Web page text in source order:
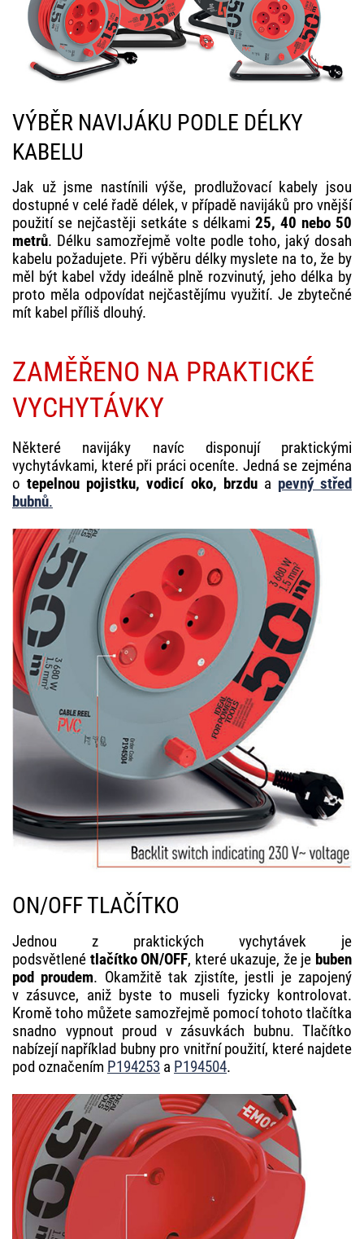
VÝBĚR NAVIJÁKU PODLE DÉLKY
KABELU
Jak už jsme nastínili výše, prodlužovací kabely jsou
dostupné v celé řadě délek, v případě navijáků pro vnější
použití se nejčastěji setkáte s délkami25, 40 nebo 50
metrů. Délku samozřejmě volte podle toho, jaký dosah
kabelu požadujete. Při výběru délky myslete na to, že by
měl být kabel vždy ideálně plně rozvinutý, jeho délka by
proto měla odpovídat nejčastějímu využití. Je zbytečné
mít kabel příliš dlouhý.
ZAMĚŘENO NA PRAKTICKÉ
VYCHYTÁVKY
Některé navijáky navíc disponují praktickými
vychytávkami, které při práci oceníte. Jedná se zejména
otepelnou pojistku, vodicí oko, brzdua pevný střed
bubnů.
ON/OFF TLAČÍTKO
Jednou z praktických vychytávek je
podsvětlené tlačítko ON/OFF, které ukazuje, že je buben
pod proudem. Okamžitě tak zjistíte, jestli je zapojený
v zásuvce, aniž byste to museli fyzicky kontrolovat.
Kromě toho můžete samozřejmě pomocí tohoto tlačítka
snadno vypnout proud v zásuvkách bubnu. Tlačítko
nabízejí například bubny pro vnitřní použití, které najdete
pod označením P194253 a P194504.